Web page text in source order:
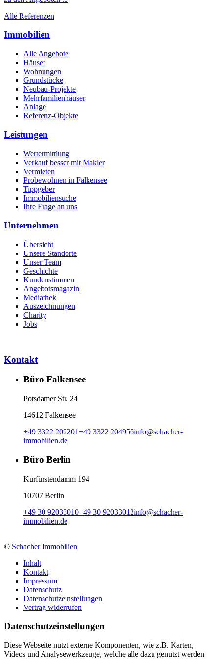
Alle Referenzen
Immobilien
Alle Angebote
Häuser
Wohnungen
Grundstücke
Neubau-Projekte
Mehrfamilienhäuser
Anlage
Referenz-Objekte
Leistungen
Wertermittlung
Verkauf besser mit Makler
Vermieten
Probewohnen in Falkensee
Tippgeber
Immobiliensuche
Ihre Frage an uns
Unternehmen
Übersicht
Unsere Standorte
Unser Team
Geschichte
Kundenstimmen
Angebotsmagazin
Mediathek
Auszeichnungen
Charity
Jobs
Kontakt
Büro Falkensee
Potsdamer Str. 24
14612 Falkensee
+49 3322 202201+49 3322 204956info@schacher-
immobilien.de
Büro Berlin
Kurfürstendamm 194
10707 Berlin
+49 30 92033010+49 30 92033012info@schacher-
immobilien.de
© Schacher Immobilien
Inhalt
Kontakt
Impressum
Datenschutz
Datenschutzeinstellungen
Vertrag widerrufen
Daten­schutz­ein­stellungen
Diese Webseite nutzt externe Komponenten, wie z.B. Karten,
Videos und Analysewerkzeuge, welche alle dazu genutzt werden